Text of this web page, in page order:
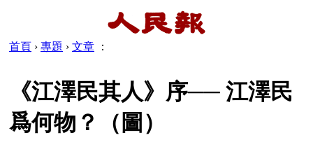
首頁 › 專題 › 文章 ：
《江澤民其人》序── 江澤民
爲何物？（圖）